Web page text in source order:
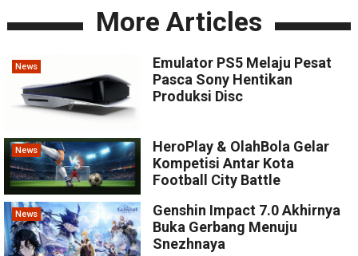
More Articles
News
Emulator PS5 Melaju Pesat
Pasca Sony Hentikan
Produksi Disc
News
HeroPlay & OlahBola Gelar
Kompetisi Antar Kota
Football City Battle
News
Genshin Impact 7.0 Akhirnya
Buka Gerbang Menuju
Snezhnaya